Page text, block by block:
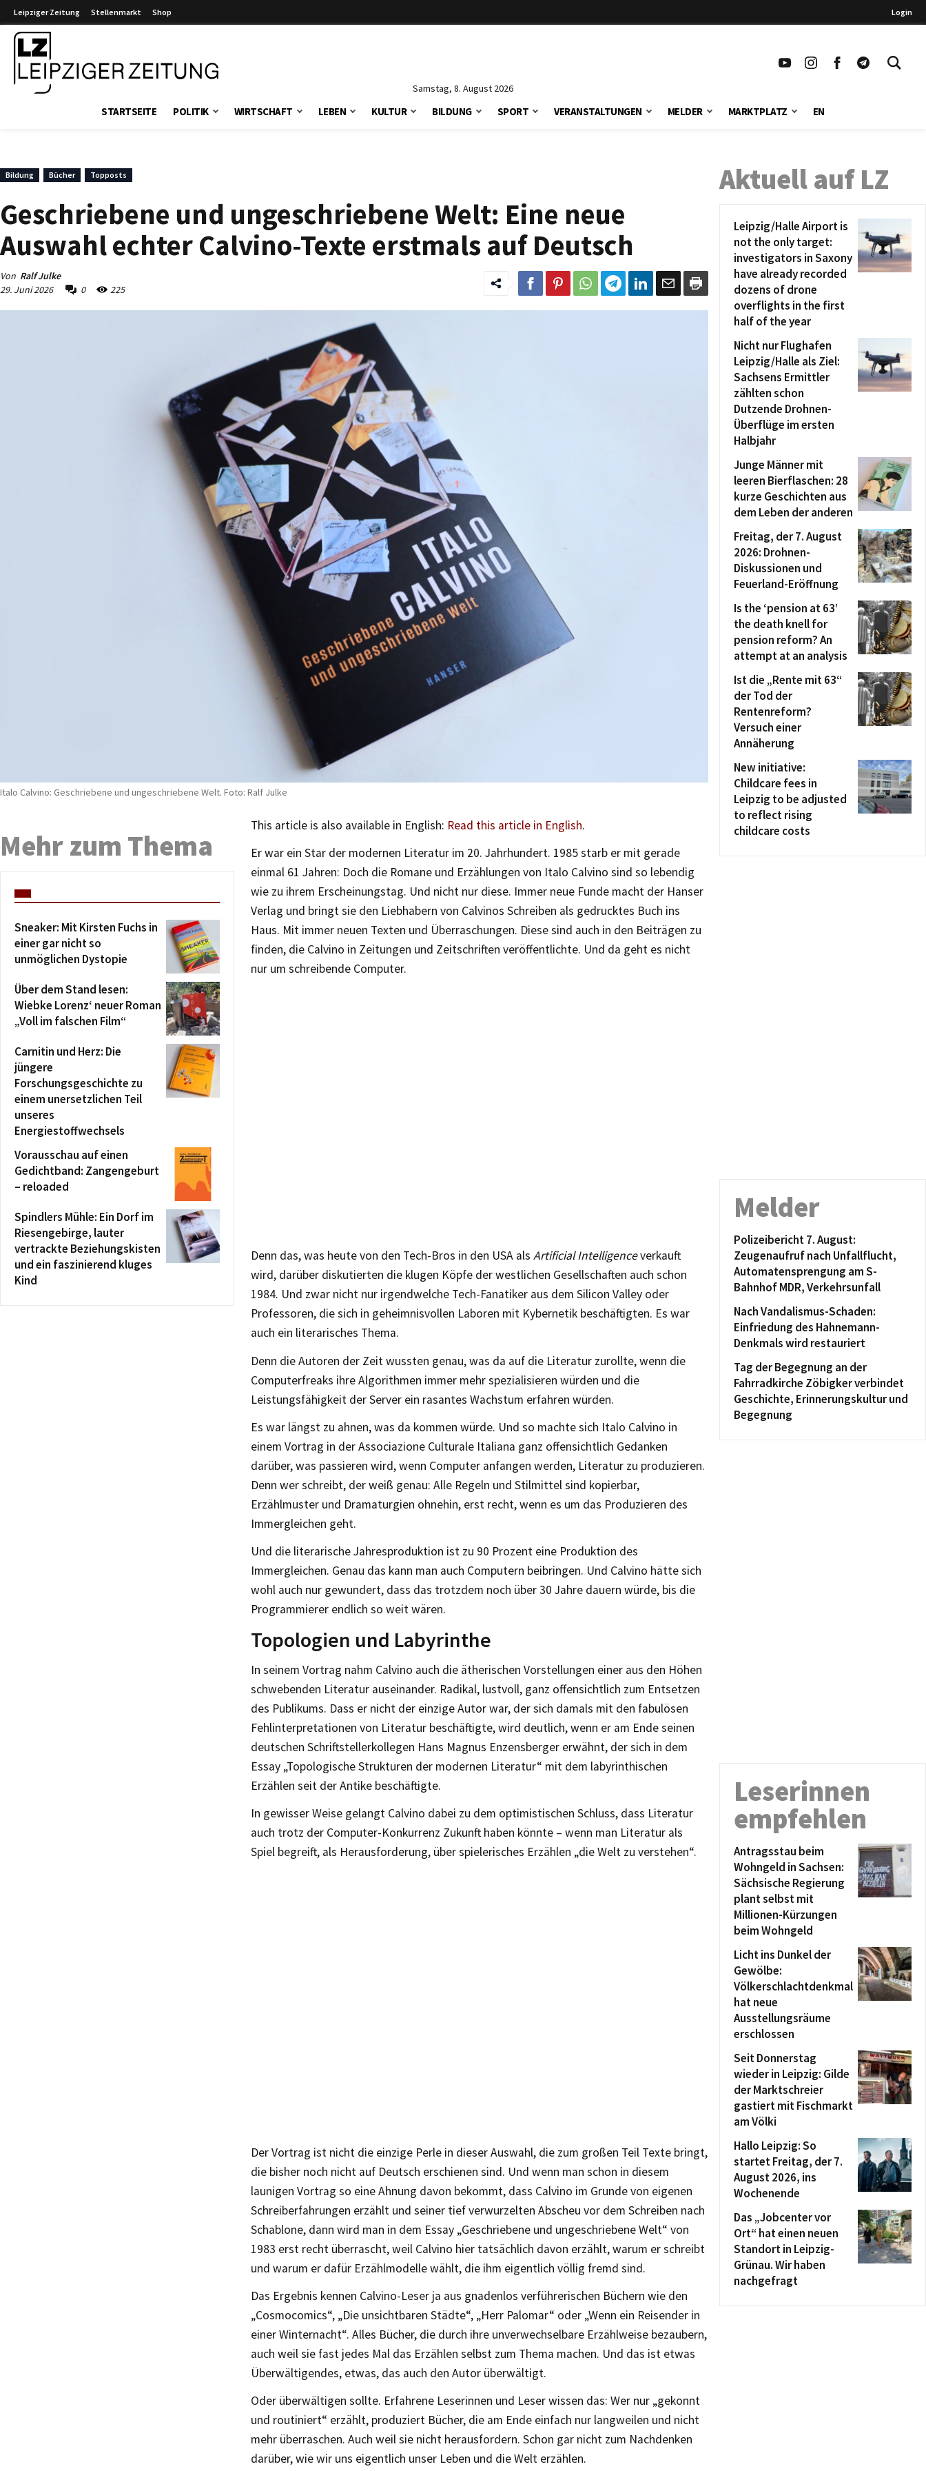
Leipziger Zeitung Stellenmarkt Shop Login
Samstag, 8. August 2026
STARTSEITE POLITIK WIRTSCHAFT LEBEN KULTUR BILDUNG SPORT VERANSTALTUNGEN MELDER MARKTPLATZ EN
Bildung Bücher Topposts
Geschriebene und ungeschriebene Welt: Eine neue
Auswahl echter Calvino-Texte erstmals auf Deutsch
Von Ralf Julke
29. Juni 2026
0 225
Italo Calvino: Geschriebene und ungeschriebene Welt. Foto: Ralf Julke
This article is also available in English: Read this article in English.
Er war ein Star der modernen Literatur im 20. Jahrhundert. 1985 starb er mit gerade
einmal 61 Jahren: Doch die Romane und Erzählungen von Italo Calvino sind so lebendig
wie zu ihrem Erscheinungstag. Und nicht nur diese. Immer neue Funde macht der Hanser
Verlag und bringt sie den Liebhabern von Calvinos Schreiben als gedrucktes Buch ins
Haus. Mit immer neuen Texten und Überraschungen. Diese sind auch in den Beiträgen zu
finden, die Calvino in Zeitungen und Zeitschriften veröffentlichte. Und da geht es nicht
nur um schreibende Computer.
Denn das, was heute von den Tech-Bros in den USA als Artificial Intelligenceverkauft
wird, darüber diskutierten die klugen Köpfe der westlichen Gesellschaften auch schon
1984. Und zwar nicht nur irgendwelche Tech-Fanatiker aus dem Silicon Valley oder
Professoren, die sich in geheimnisvollen Laboren mit Kybernetik beschäftigten. Es war
auch ein literarisches Thema.
Denn die Autoren der Zeit wussten genau, was da auf die Literatur zurollte, wenn die
Computerfreaks ihre Algorithmen immer mehr spezialisieren würden und die
Leistungsfähigkeit der Server ein rasantes Wachstum erfahren würden.
Es war längst zu ahnen, was da kommen würde. Und so machte sich Italo Calvino in
einem Vortrag in der Associazione Culturale Italiana ganz offensichtlich Gedanken
darüber, was passieren wird, wenn Computer anfangen werden, Literatur zu produzieren.
Denn wer schreibt, der weiß genau: Alle Regeln und Stilmittel sind kopierbar,
Erzählmuster und Dramaturgien ohnehin, erst recht, wenn es um das Produzieren des
Immergleichen geht.
Und die literarische Jahresproduktion ist zu 90 Prozent eine Produktion des
Immergleichen. Genau das kann man auch Computern beibringen. Und Calvino hätte sich
wohl auch nur gewundert, dass das trotzdem noch über 30 Jahre dauern würde, bis die
Programmierer endlich so weit wären.
Topologien und Labyrinthe
In seinem Vortrag nahm Calvino auch die ätherischen Vorstellungen einer aus den Höhen
schwebenden Literatur auseinander. Radikal, lustvoll, ganz offensichtlich zum Entsetzen
des Publikums. Dass er nicht der einzige Autor war, der sich damals mit den fabulösen
Fehlinterpretationen von Literatur beschäftigte, wird deutlich, wenn er am Ende seinen
deutschen Schriftstellerkollegen Hans Magnus Enzensberger erwähnt, der sich in dem
Essay „Topologische Strukturen der modernen Literatur“ mit dem labyrinthischen
Erzählen seit der Antike beschäftigte.
In gewisser Weise gelangt Calvino dabei zu dem optimistischen Schluss, dass Literatur
auch trotz der Computer-Konkurrenz Zukunft haben könnte – wenn man Literatur als
Spiel begreift, als Herausforderung, über spielerisches Erzählen „die Welt zu verstehen“.
Der Vortrag ist nicht die einzige Perle in dieser Auswahl, die zum großen Teil Texte bringt,
die bisher noch nicht auf Deutsch erschienen sind. Und wenn man schon in diesem
launigen Vortrag so eine Ahnung davon bekommt, dass Calvino im Grunde von eigenen
Schreiberfahrungen erzählt und seiner tief verwurzelten Abscheu vor dem Schreiben nach
Schablone, dann wird man in dem Essay „Geschriebene und ungeschriebene Welt“ von
1983 erst recht überrascht, weil Calvino hier tatsächlich davon erzählt, warum er schreibt
und warum er dafür Erzählmodelle wählt, die ihm eigentlich völlig fremd sind.
Das Ergebnis kennen Calvino-Leser ja aus gnadenlos verführerischen Büchern wie den
„Cosmocomics“, „Die unsichtbaren Städte“, „Herr Palomar“ oder „Wenn ein Reisender in
einer Winternacht“. Alles Bücher, die durch ihre unverwechselbare Erzählweise bezaubern,
auch weil sie fast jedes Mal das Erzählen selbst zum Thema machen. Und das ist etwas
Überwältigendes, etwas, das auch den Autor überwältigt.
Oder überwältigen sollte. Erfahrene Leserinnen und Leser wissen das: Wer nur „gekonnt
und routiniert“ erzählt, produziert Bücher, die am Ende einfach nur langweilen und nicht
mehr überraschen. Auch weil sie nicht herausfordern. Schon gar nicht zum Nachdenken
darüber, wie wir uns eigentlich unser Leben und die Welt erzählen.
Mehr zum Thema
Sneaker: Mit Kirsten Fuchs in
einer gar nicht so
unmöglichen Dystopie
Über dem Stand lesen:
Wiebke Lorenz‘ neuer Roman
„Voll im falschen Film“
Carnitin und Herz: Die
jüngere
Forschungsgeschichte zu
einem unersetzlichen Teil
unseres
Energiestoffwechsels
Vorausschau auf einen
Gedichtband: Zangengeburt
– reloaded
Spindlers Mühle: Ein Dorf im
Riesengebirge, lauter
vertrackte Beziehungskisten
und ein faszinierend kluges
Kind
Aktuell auf LZ
Leipzig/Halle Airport is
not the only target:
investigators in Saxony
have already recorded
dozens of drone
overflights in the first
half of the year
Nicht nur Flughafen
Leipzig/Halle als Ziel:
Sachsens Ermittler
zählten schon
Dutzende Drohnen-
Überflüge im ersten
Halbjahr
Junge Männer mit
leeren Bierflaschen: 28
kurze Geschichten aus
dem Leben der anderen
Freitag, der 7. August
2026: Drohnen-
Diskussionen und
Feuerland-Eröffnung
Is the ‘pension at 63’
the death knell for
pension reform? An
attempt at an analysis
Ist die „Rente mit 63“
der Tod der
Rentenreform?
Versuch einer
Annäherung
New initiative:
Childcare fees in
Leipzig to be adjusted
to reflect rising
childcare costs
Melder
Polizeibericht 7. August:
Zeugenaufruf nach Unfallflucht,
Automatensprengung am S-
Bahnhof MDR, Verkehrsunfall
Nach Vandalismus-Schaden:
Einfriedung des Hahnemann-
Denkmals wird restauriert
Tag der Begegnung an der
Fahrradkirche Zöbigker verbindet
Geschichte, Erinnerungskultur und
Begegnung
Leserinnen
empfehlen
Antragsstau beim
Wohngeld in Sachsen:
Sächsische Regierung
plant selbst mit
Millionen-Kürzungen
beim Wohngeld
Licht ins Dunkel der
Gewölbe:
Völkerschlachtdenkmal
hat neue
Ausstellungsräume
erschlossen
Seit Donnerstag
wieder in Leipzig: Gilde
der Marktschreier
gastiert mit Fischmarkt
am Völki
Hallo Leipzig: So
startet Freitag, der 7.
August 2026, ins
Wochenende
Das „Jobcenter vor
Ort“ hat einen neuen
Standort in Leipzig-
Grünau. Wir haben
nachgefragt